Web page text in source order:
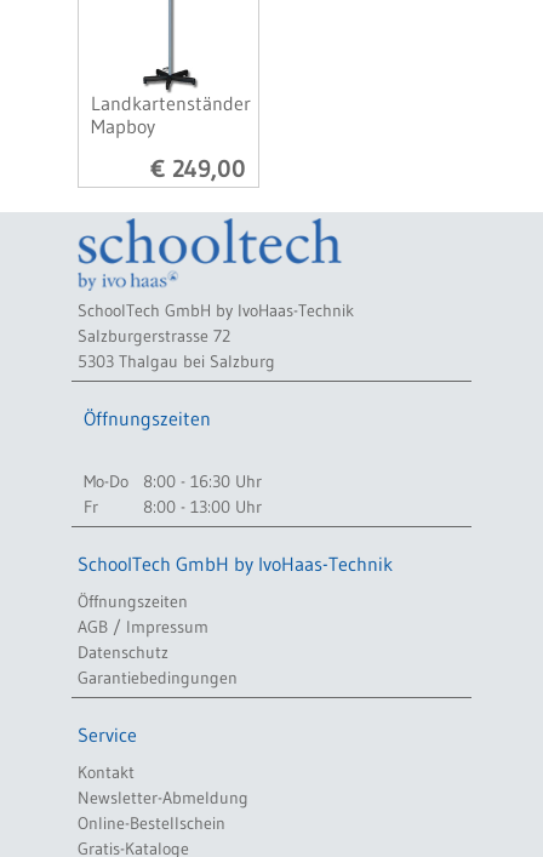
Landkartenständer
Mapboy
€ 249,00
SchoolTech GmbH by IvoHaas-Technik
Salzburgerstrasse 72
5303 Thalgau bei Salzburg
Öffnungszeiten
Mo-Do
8:00 - 16:30 Uhr
Fr
8:00 - 13:00 Uhr
SchoolTech GmbH by IvoHaas-Technik
Öffnungszeiten
AGB / Impressum
Datenschutz
Garantiebedingungen
Service
Kontakt
Newsletter-Abmeldung
Online-Bestellschein
Gratis-Kataloge